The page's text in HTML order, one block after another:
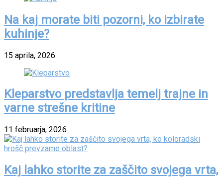
Na kaj morate biti pozorni, ko izbirate
kuhinje?
15 aprila, 2026
Kleparstvo predstavlja temelj trajne in
varne strešne kritine
11 februarja, 2026
Kaj lahko storite za zaščito svojega vrta,